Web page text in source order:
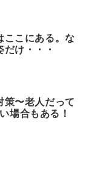
ここにある。な
だけ・・・
策〜老人だって
場合もある！